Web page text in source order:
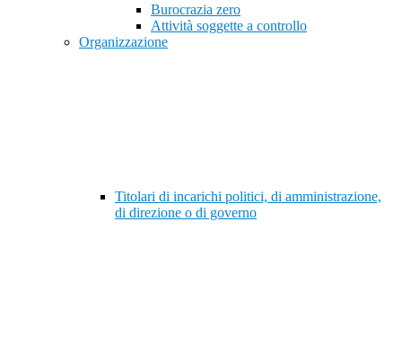
Burocrazia zero
Attività soggette a controllo
Organizzazione
Titolari di incarichi politici, di amministrazione,
di direzione o di governo